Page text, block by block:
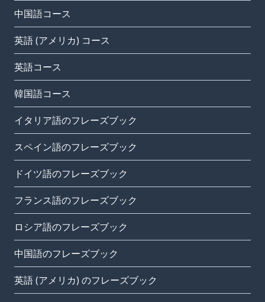
中国語コース
英語 (アメリカ) コース
英語コース
韓国語コース
イタリア語のフレーズブック
スペイン語のフレーズブック
ドイツ語のフレーズブック
フランス語のフレーズブック
ロシア語のフレーズブック
中国語のフレーズブック
英語 (アメリカ) のフレーズブック